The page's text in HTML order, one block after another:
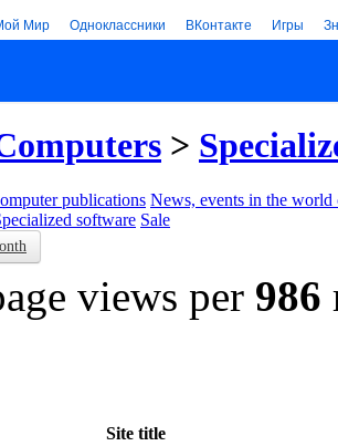
Мир Одноклассники ВКонтакте Игры
>
publications News, events in the world
software Sale
views per 986
Site title